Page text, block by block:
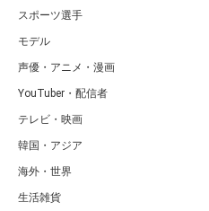
スポーツ選手
モデル
声優・アニメ・漫画
YouTuber・配信者
テレビ・映画
韓国・アジア
海外・世界
生活雑貨